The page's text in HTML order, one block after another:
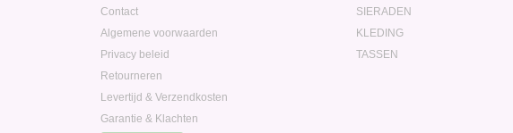
Contact
Algemene voorwaarden
Privacy beleid
Retourneren
Levertijd & Verzendkosten
Garantie & Klachten
SIERADEN
KLEDING
TASSEN